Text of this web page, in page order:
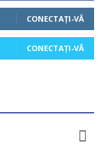
CONECTAȚI-VĂ
CONECTAȚI-VĂ